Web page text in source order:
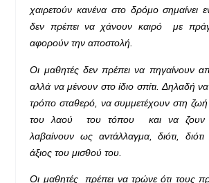
χαιρετούν κανένα στο δρόμο σημαίνει
δεν πρέπει να χάνουν καιρό με
αφορούν την αποστολή.
Οι μαθητές δεν πρέπει να πηγαίνουν
αλλά να μένουν στο ίδιο σπίτι. Δηλαδή
τρόπο σταθερό, να συμμετέχουν στη ζωή
του λαού του τόπου και να ζουν
λαβαίνουν ως αντάλλαγμα, διότι, διότι
άξιος του μισθού του.
Οι μαθητές πρέπει να τρώνε ότι τους